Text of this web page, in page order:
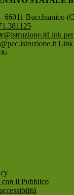
66011 Bucchianico
Link
Link
il Pubblico